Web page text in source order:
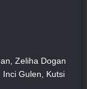
Zeliha Dogan
Inci Gulen, Kutsi